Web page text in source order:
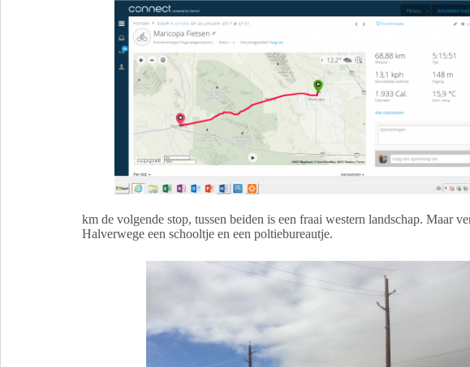
km de volgende stop, tussen beiden is een fraai western landschap. Maar
Halverwege een schooltje en een poltiebureautje.